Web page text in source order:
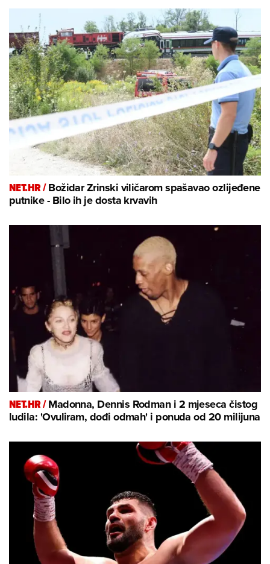
NET.HR /Božidar Zrinski viličarom spašavao ozlijeđene
putnike - Bilo ih je dosta krvavih
NET.HR /Madonna, Dennis Rodman i 2 mjeseca čistog
ludila: 'Ovuliram, dođi odmah' i ponuda od 20 milijuna